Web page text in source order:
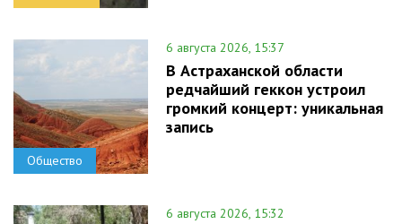
Общество
6 августа 2026, 15:37
В Астраханской области
редчайший геккон устроил
громкий концерт: уникальная
запись
6 августа 2026, 15:32